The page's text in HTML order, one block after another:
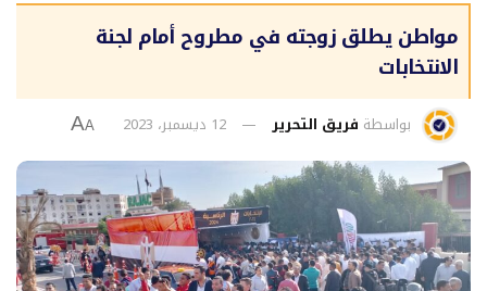
مواطن يطلق زوجته في مطروح أمام لجنة
الانتخابات
بواسطة فريق التحرير 12 ديسمبر، 2023 A
A